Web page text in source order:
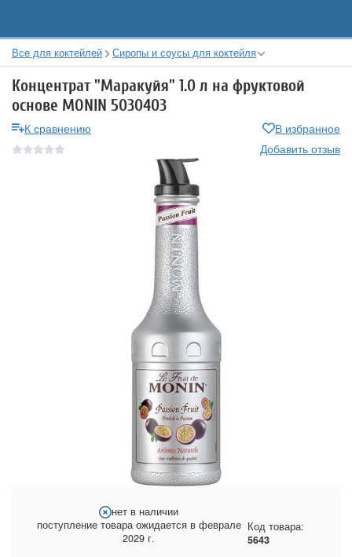
Все для коктейлей Сиропы и соусы для коктейля
Концентрат "Маракуйя" 1.0 л на фруктовой
основе MONIN 5030403
К сравнению
В избранное
Добавить отзыв
нет в наличии
поступление товара ожидается в феврале
2029 г.
Код товара:
5643